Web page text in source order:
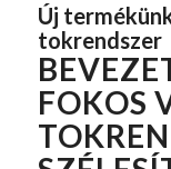
Új
tokrendszer
FOKOS